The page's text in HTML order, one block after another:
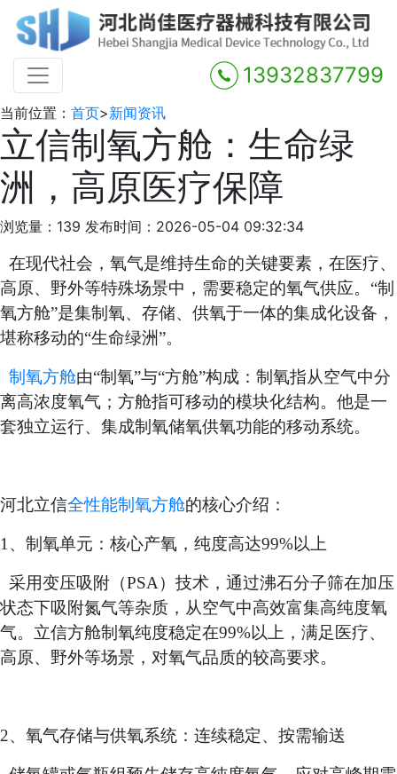
13932837799
当前位置： 首页>新闻资讯
立信制氧方舱：生命绿
洲，高原医疗保障
浏览量：139 发布时间：2026-05-04 09:32:34
在现代社会，氧气是维持生命的关键要素，在医疗、
高原、野外等特殊场景中，需要稳定的氧气供应。 “制
氧方舱”是集制氧、存储、供氧于一体的集成化设备，
堪称移动的“生命绿洲”。
制氧方舱由“制氧”与“方舱”构成：制氧指从空气中分
离高浓度氧气；方舱指可移动的模块化结构。他是一
套独立运行、集成制氧储氧供氧功能的移动系统。
河北立信全性能制氧方舱的核心介绍：
1、制氧单元：核心产氧，纯度高达99%以上
采用变压吸附（PSA）技术，通过沸石分子筛在加压
状态下吸附氮气等杂质，从空气中高效富集高纯度氧
气。立信方舱制氧纯度稳定在99%以上，满足医疗、
高原、野外等场景，对氧气品质的较高要求。
2、氧气存储与供氧系统：连续稳定、按需输送